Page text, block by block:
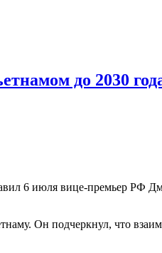
до 2030
6 июля вице-премьер
Он подчеркнул, что